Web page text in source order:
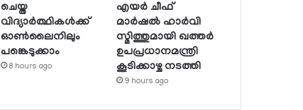
ചെയ്ത
വിദ്യാര്‍ത്ഥികള്‍ക്ക്
ഓണ്‍ലൈനിലും
പങ്കെടുക്കാം
8 hours ago
എയര്‍ ചീഫ്
മാര്‍ഷല്‍ ഹാര്‍വി
സ്മിത്തുമായി ഖത്തര്‍
ഉപപ്രധാനമന്ത്രി
കൂടിക്കാഴ്ച നടത്തി
9 hours ago